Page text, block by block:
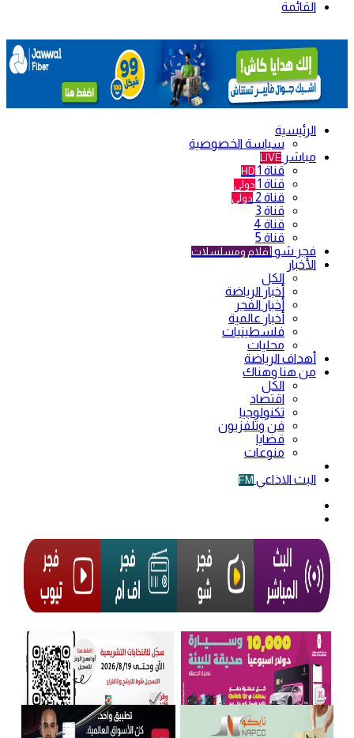
القائمة
الرئيسية
سياسة الخصوصية
مباشر LIVE
قناة 1 HD
قناة 1 دولي
قناة 2 دولي
قناة 3
قناة 4
قناة 5
فجر شو أفلام ومسلسلات
الأخبار
الكل
أخبار الرياضة
أخبار الفجر
أخبار عالمية
فلسطينيات
محليات
أهداف الرياضة
من هنا وهناك
الكل
اقتصاد
تكنولوجيا
فن وتلفزيون
قضايا
منوعات
البث الاذاعي FM